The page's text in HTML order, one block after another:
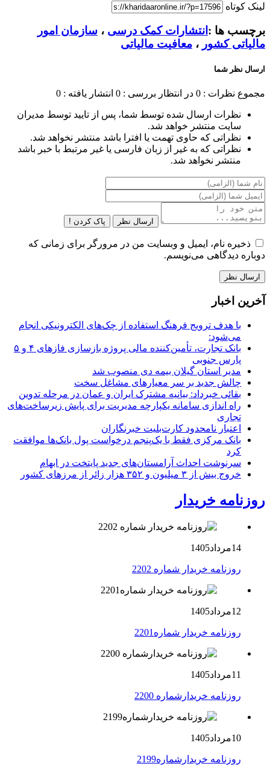
لینک کوتاه
برچسب ها : انتشارات کمک درسی ، سازمان امور
مالیاتی کشور ، معافیت مالیاتی
ارسال نظر شما
مجموع نظرات : 0 در انتظار بررسی : 0 انتشار یافته : 0
نظرات ارسال شده توسط شما، پس از تایید توسط مدیران
سایت منتشر خواهد شد.
نظراتی که حاوی تهمت یا افترا باشد منتشر نخواهد شد.
نظراتی که به غیر از زبان فارسی یا غیر مرتبط با خبر باشد
منتشر نخواهد شد.
ارسال نظر پاک کردن !
ذخیره نام، ایمیل و وبسایت من در مرورگر برای زمانی که
دوباره دیدگاهی می‌نویسم.
آخرین اخبار
با هدف ترویج فرهنگ استفاده از چک‌های الکترونیکی انجام
می‌شود:
بانک تجارت، تأمین‌کننده مالی پروژه بازسازی فازهای ۴ و ۵
پارس جنوبی
مدیر استان گیلان بیمه دی منصوب شد
چالش جدید بر سر معیارهای مشاغل سخت
بقائی خبرداد: بیانیه مشترک ایران و عمان در مرحله تدوین
راه اندازی سامانه یکپارچه مدیریت برای پایش زیرساخت‌های
تجاری
اعتبار نامحدود کارت‌بلیت خبرنگاران
بانک مرکزی فقط با یک‌‎پنجم درخواست پول بانک‌ها موافقت
کرد
سرنوشت احداث آرامستان‌های جدید پایتخت در ابهام
خروج بیش از ۳ میلیون و ۳۵۲ هزار زائر از مرزهای کشور
روزنامه خریدار
14مرداد1405
روزنامه خریدار شماره 2202
12مرداد1405
روزنامه خریدار شماره2201
11مرداد1405
روزنامه خریدارشماره 2200
10مرداد1405
روزنامه خریدارشماره2199